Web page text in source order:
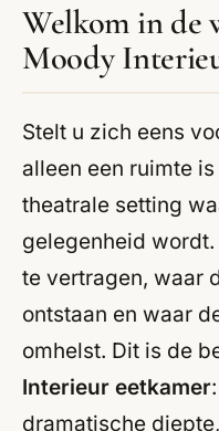
Welkom in de
Moody
Stelt u zich eens
alleen een ruimte
theatrale setting
gelegenheid
te vertragen, waar
ontstaan en waar
omhelst. Dit is de
Interieur eetkamer
dramatische